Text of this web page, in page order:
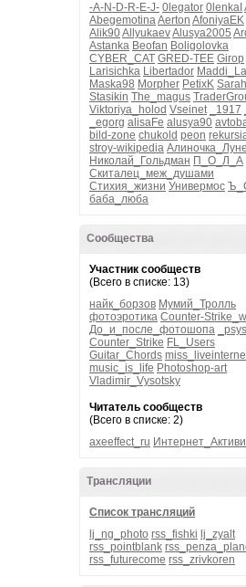
-A-N-D-R-E-J- 0legator 0lenkaI
AbegemotinaAerton AfoniyaEK
Alik90AllyukaevAlusya2005
Astanka Beofan Boligolovka
CYBER_CAT GRED-TEE Girop
Larisichka Libertador
Maska98 Morpher PetixK
Stasikin The_magus
Viktoriya_holod Vseinet _1917
_egorg alisaFe alusya90
bild-zone chukold peon
stroy-wikipedia
Николай_Гольдман П_О_Л_А
Скиталец_меж_душами
Стихия_жизни Универмос
баба_люба
Сообщества
Участник сообществ
(Всего в списке: 13)
найк_борзов Мумий_Тролль
фотоэротика Counter-
До_и_после_фотошопа
Counter_Strike FL_Users
Guitar_Chords
music_is_life Photoshop-art
Vladimir_Vysotsky
Читатель сообществ
(Всего в списке: 2)
axeeffect_ru
Трансляции
Список трансляций
lj_ng_photo rss_fishki lj_zyalt
rss_pointblank
rss_futurecome rss_zrivkoren